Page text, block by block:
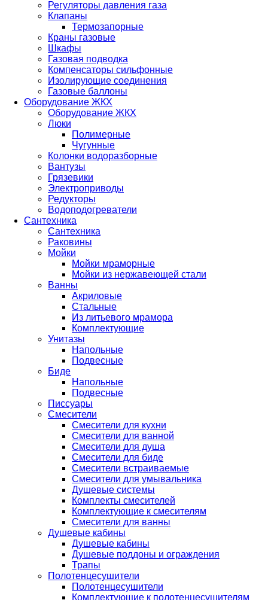
Регуляторы давления газа
Клапаны
Термозапорные
Краны газовые
Шкафы
Газовая подводка
Компенсаторы сильфонные
Изолирующие соединения
Газовые баллоны
Оборудование ЖКХ
Оборудование ЖКХ
Люки
Полимерные
Чугунные
Колонки водоразборные
Вантузы
Грязевики
Электроприводы
Редукторы
Водоподогреватели
Сантехника
Сантехника
Раковины
Мойки
Мойки мраморные
Мойки из нержавеющей стали
Ванны
Акриловые
Стальные
Из литьевого мрамора
Комплектующие
Унитазы
Напольные
Подвесные
Биде
Напольные
Подвесные
Писсуары
Смесители
Смесители для кухни
Смесители для ванной
Смесители для душа
Смесители для биде
Смесители встраиваемые
Смесители для умывальника
Душевые системы
Комплекты смесителей
Комплектующие к смесителям
Смесители для ванны
Душевые кабины
Душевые кабины
Душевые поддоны и ограждения
Трапы
Полотенцесушители
Полотенцесушители
Комплектующие к полотенцесушителям